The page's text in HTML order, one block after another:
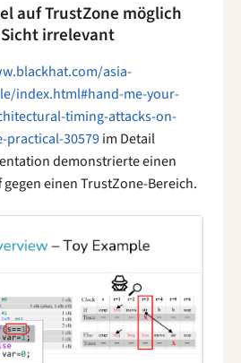
auf TrustZone möglich
irrelevant
asia-
index.html#hand-me-your-
timing-attacks-on-
30579im Detail
demonstrierte einen
einen TrustZone-Bereich.